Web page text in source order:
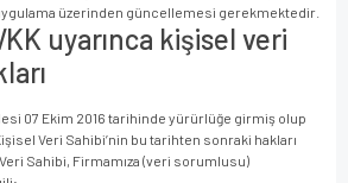
üzerinden güncellemesi gerekmektedir.
uyarınca kişisel veri
07 Ekim 2016 tarihinde yürürlüğe girmiş olup
Veri Sahibi’nin bu tarihten sonraki hakları
Sahibi, Firmamıza (veri sorumlusu)